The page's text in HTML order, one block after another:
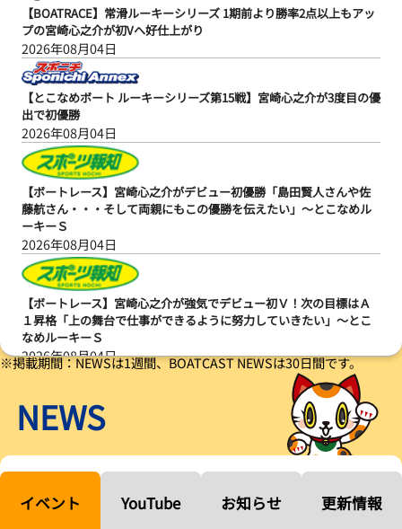
【BOATRACE】常滑ルーキーシリーズ 1期前より勝率2点以上もアッ
プの宮崎心之介が初Vへ好仕上がり
2026年08月04日
【とこなめボート ルーキーシリーズ第15戦】宮崎心之介が3度目の優
出で初優勝
2026年08月04日
【ボートレース】宮崎心之介がデビュー初優勝「島田賢人さんや佐
藤航さん・・・そして両親にもこの優勝を伝えたい」～とこなめル
ーキーＳ
2026年08月04日
【ボートレース】宮崎心之介が強気でデビュー初Ｖ！次の目標はＡ
１昇格「上の舞台で仕事ができるように努力していきたい」～とこ
なめルーキーＳ
2026年08月04日
【ルーキーシリーズ第15戦】塚越海斗「伸びを生かす方向で」4カド
から攻める／とこなめボートレース
【常滑ボート・ルーキーＳ】宮崎心之介 うれしいデビュー初優勝
「このままＡ１になれるように」
2026年08月04日
※掲載期間：NEWSは1週間、BOATCAST NEWSは30日間です。
NEWS
イベント YouTube お知らせ 更新情報